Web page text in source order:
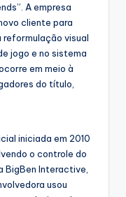
A empresa
cliente para
reformulação visual
jogo e no sistema
em meio à
do título,
iniciada em 2010
o controle do
BigBen Interactive,
usou